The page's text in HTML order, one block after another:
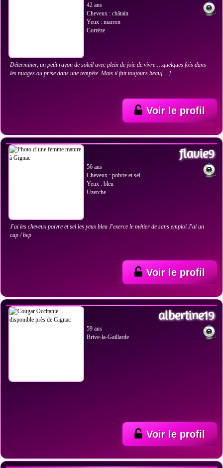
42 ans
Cheveux : châtain
Yeux : marron
Corrèze
Déterminer, un petit rayon de soleil avec plein de joie de vivre …quelques fois dans
les nuages ou prise dans une tempête. Mais il fait toujours beau[…]
Voir le profil
flavie9
56 ans
Cheveux : poivre et sel
Yeux : bleu
Uzerche
J'ai les cheveux poivre et sel les yeux bleu J'exerce le métier de sans emploi J'ai un
cap / bep
Voir le profil
albertine19
59 ans
Brive-la-Gaillarde
Voir le profil